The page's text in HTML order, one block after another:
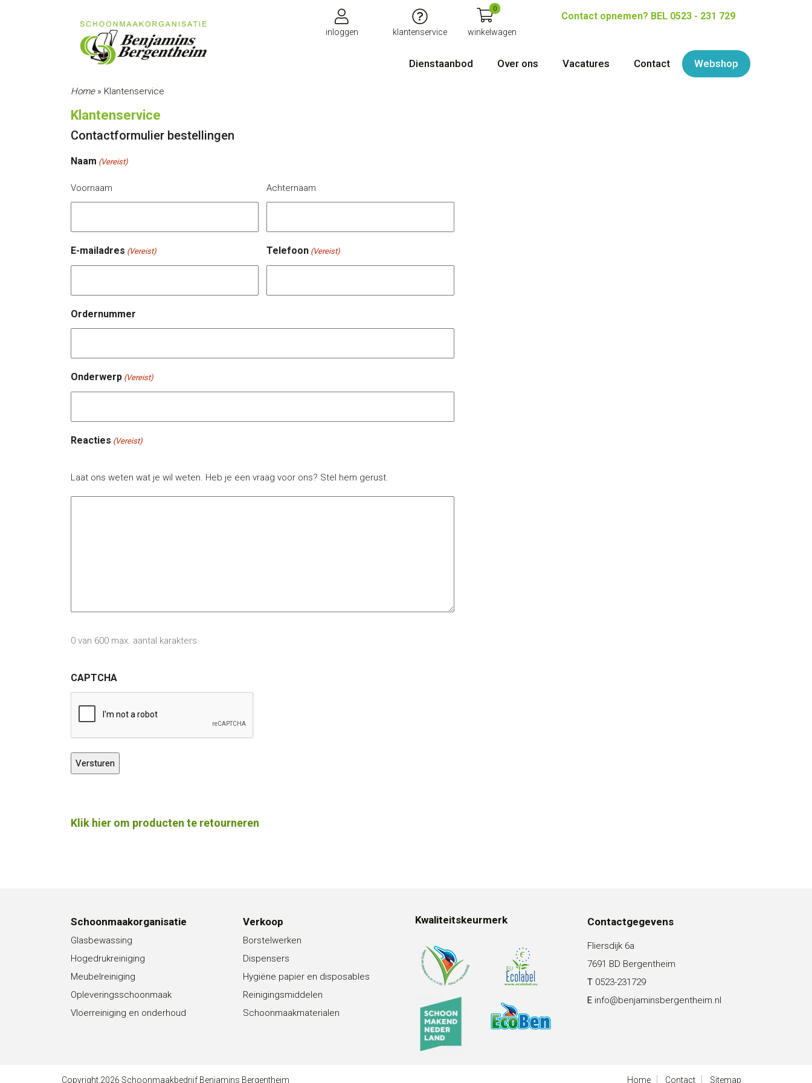
inloggen klantenservice
0
winkelwagen
Contact opnemen? BEL 0523 - 231 729
Dienstaanbod Over ons Vacatures Contact Webshop
Home» Klantenservice
Klantenservice
Contactformulier bestellingen
Naam (Vereist)
Voornaam Achternaam
E-mailadres (Vereist) Telefoon (Vereist)
Ordernummer
Onderwerp (Vereist)
Reacties (Vereist)
Laat ons weten wat je wil weten. Heb je een vraag voor ons? Stel hem gerust.
0 van 600 max. aantal karakters
CAPTCHA
Klik hier om producten te retourneren
Schoonmaakorganisatie
Glasbewassing
Hogedrukreiniging
Meubelreiniging
Opleveringsschoonmaak
Vloerreiniging en onderhoud
Verkoop
Borstelwerken
Dispensers
Hygiëne papier en disposables
Reinigingsmiddelen
Schoonmaakmaterialen
Kwaliteitskeurmerk Contactgegevens
Fliersdijk 6a
7691 BD Bergentheim
T 0523-231729
E info@benjaminsbergentheim.nl
Copyright 2026 Schoonmaakbedrijf Benjamins Bergentheim Home Contact Sitemap